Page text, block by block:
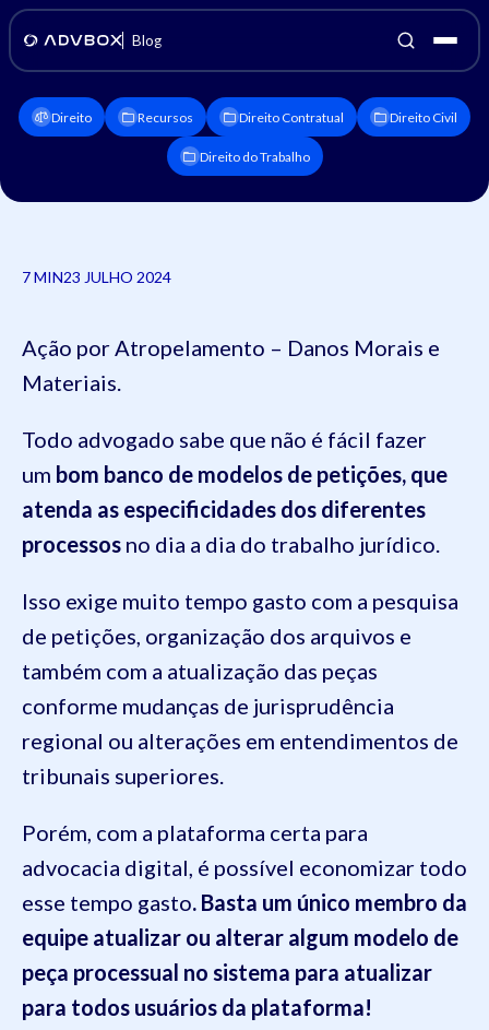
Blog
Direito Recursos Direito Contratual Direito Civil
Direito do Trabalho
7 MIN23 JULHO 2024
Ação por Atropelamento – Danos Morais e
Materiais.
Todo advogado sabe que não é fácil fazer
um bom banco de modelos de petições, que
atenda as especificidades dos diferentes
processos no dia a dia do trabalho jurídico.
Isso exige muito tempo gasto com a pesquisa
de petições, organização dos arquivos e
também com a atualização das peças
conforme mudanças de jurisprudência
regional ou alterações em entendimentos de
tribunais superiores.
Porém, com a plataforma certa para
advocacia digital, é possível economizar todo
esse tempo gasto. Basta um único membro da
equipe atualizar ou alterar algum modelo de
peça processual no sistema para atualizar
para todos usuários da plataforma!